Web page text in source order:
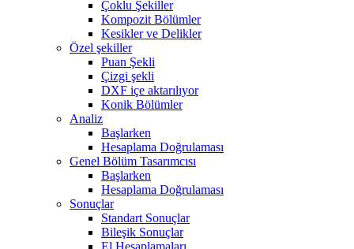
Çoklu Şekiller
Kompozit Bölümler
Kesikler ve Delikler
Özel şekiller
Puan Şekli
Çizgi şekli
DXF içe aktarılıyor
Konik Bölümler
Analiz
Başlarken
Hesaplama Doğrulaması
Genel Bölüm Tasarımcısı
Başlarken
Hesaplama Doğrulaması
Sonuçlar
Standart Sonuçlar
Bileşik Sonuçlar